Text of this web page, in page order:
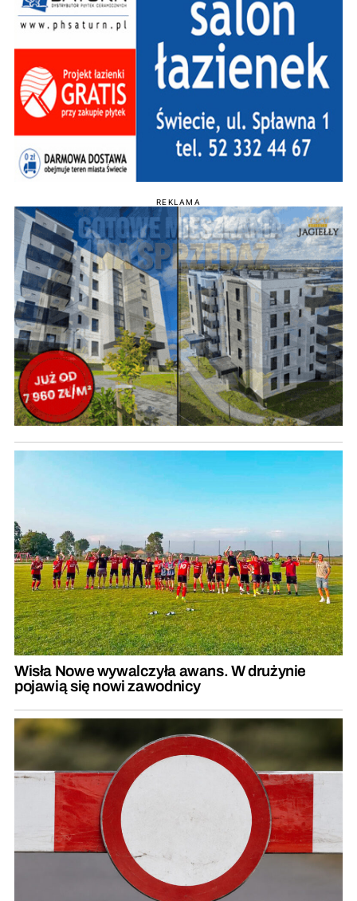
REKLAMA
Wisła Nowe wywalczyła awans. W drużynie
pojawią się nowi zawodnicy